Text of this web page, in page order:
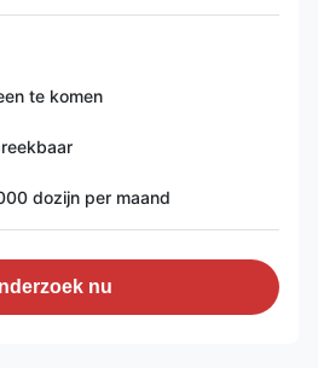
te komen
dozijn per maand
nu